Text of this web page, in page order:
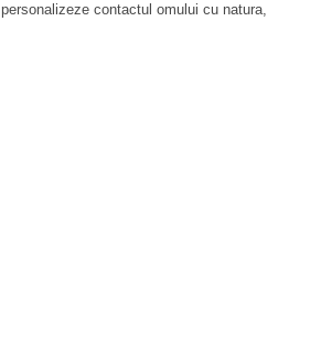
contactul omului cu natura,